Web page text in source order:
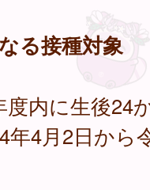
る接種対象
度内に生後24
年4月2日から